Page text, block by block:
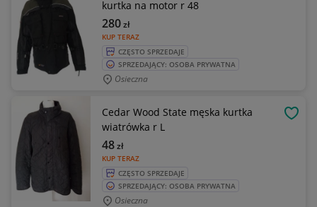
kurtka na motor r 48
KUP TERAZ
280zł
CZĘSTO SPRZEDAJE
SPRZEDAJĄCY: OSOBA PRYWATNA
Osieczna
Cedar Wood State męska kurtka
wiatrówka r L
KUP TERAZ
48zł
CZĘSTO SPRZEDAJE
SPRZEDAJĄCY: OSOBA PRYWATNA
Osieczna